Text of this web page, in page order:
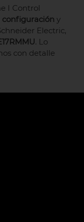
I Control
configuración y
Electric,
. Lo
con detalle